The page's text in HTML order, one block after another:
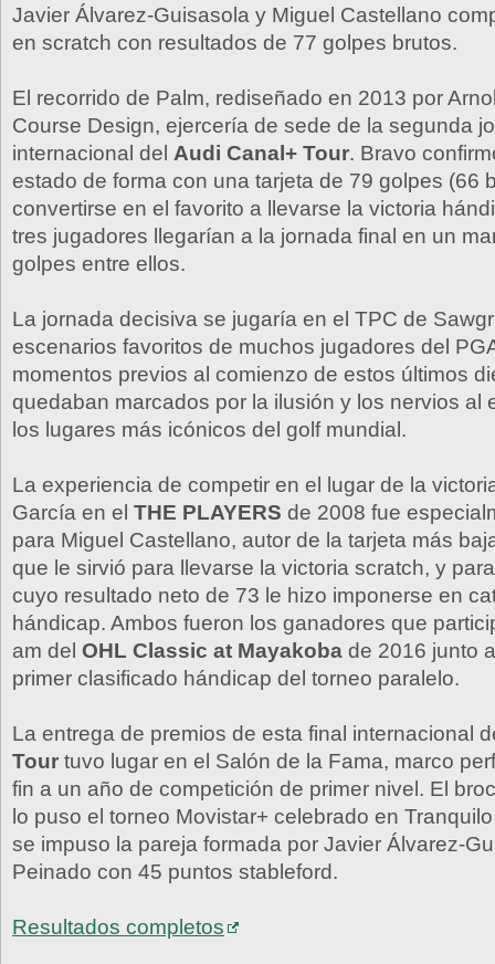
Javier Álvarez-Guisasola y Miguel Castellano
en scratch con resultados de 77 golpes brutos.
El recorrido de Palm, rediseñado en 2013 por
Course Design, ejercería de sede de la segunda
internacional del Audi Canal+ Tour. Bravo
estado de forma con una tarjeta de 79 golpes (66
convertirse en el favorito a llevarse la victoria
tres jugadores llegarían a la jornada final en un
golpes entre ellos.
La jornada decisiva se jugaría en el TPC de
escenarios favoritos de muchos jugadores del
momentos previos al comienzo de estos últimos
quedaban marcados por la ilusión y los nervios al
los lugares más icónicos del golf mundial.
La experiencia de competir en el lugar de la
García en el THE PLAYERS de 2008 fue
para Miguel Castellano, autor de la tarjeta más
que le sirvió para llevarse la victoria scratch, y
cuyo resultado neto de 73 le hizo imponerse en
hándicap. Ambos fueron los ganadores que
am del OHL Classic at Mayakoba de 2016 junto
primer clasificado hándicap del torneo paralelo.
La entrega de premios de esta final internacional
Tour tuvo lugar en el Salón de la Fama, marco
fin a un año de competición de primer nivel. El
lo puso el torneo Movistar+ celebrado en
se impuso la pareja formada por Javier Álvarez-
Peinado con 45 puntos stableford.
Resultados completos